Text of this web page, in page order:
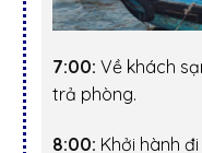
7:00: Về khách
trả phòng.
8:00: Khởi hành